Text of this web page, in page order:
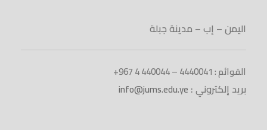
اليمن – إب – مدينة جبلة
القوائم : 4440041 – 440044 4 967+
بريد إلكتروني : info@jums.edu.ye